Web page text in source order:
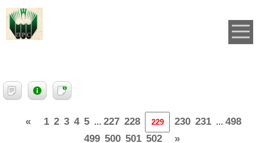
« 1 2 3 4 5 ... 227 228 230 231 ... 498
499 500 501 502 »